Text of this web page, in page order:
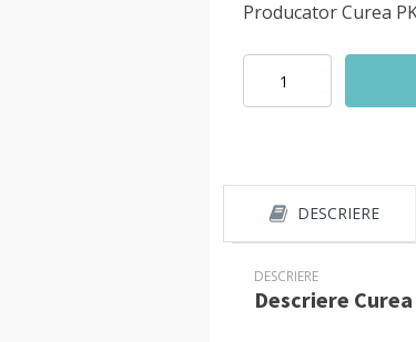
ProducatorCurea
Cantitate
DESCRIERE
DESCRIERE
Descriere